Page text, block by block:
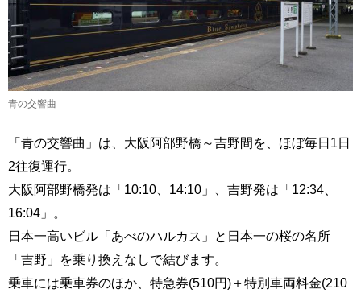
青の交響曲
「青の交響曲」は、大阪阿部野橋～吉野間を、ほぼ毎日1日
2往復運行。
大阪阿部野橋発は「10:10、14:10」、吉野発は「12:34、
16:04」。
日本一高いビル「あべのハルカス」と日本一の桜の名所
「吉野」を乗り換えなしで結びます。
乗車には乗車券のほか、特急券(510円)＋特別車両料金(210